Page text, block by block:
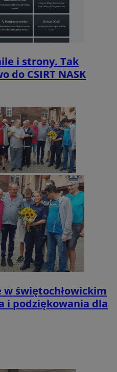
i strony. Tak
do CSIRT NASK
świętochłowickim
i podziękowania dla